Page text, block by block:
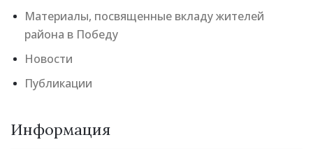
Материалы, посвященные вкладу жителей
района в Победу
Новости
Публикации
Информация